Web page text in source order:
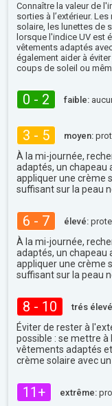
Connaître la valeur de
sorties à l’extérieur.
solaire, les lunettes de
lorsque l'indice UV est
vêtements adaptés
également aider à
coups de soleil ou
0 - 2 faible:
3 - 5 moyen:
À la mi-journée,
adaptés, un chapeau
appliquer une crème
suffisant sur la peau
6 - 7 élevé:
À la mi-journée,
adaptés, un chapeau
appliquer une crème
suffisant sur la peau
8 - 10 trés
Éviter de rester à
possible : se mettre à
vêtements adaptés
crème solaire avec
11+ extrême: